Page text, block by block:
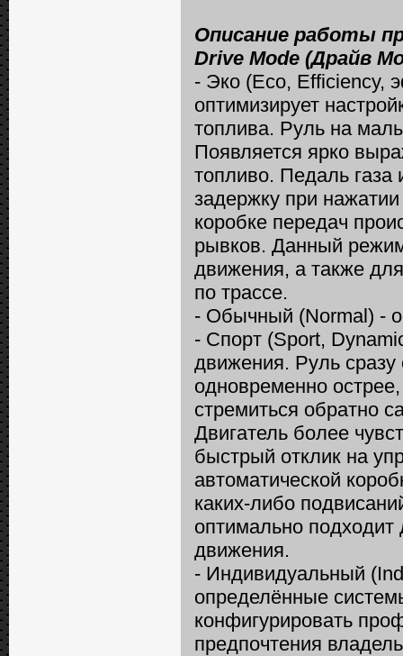
Описание работы
Drive Mode (Драйв
- Эко (Eco, Efficiency,
оптимизирует
топлива. Руль на
Появляется ярко
топливо. Педаль газа
задержку при
коробке передач
рывков. Данный
движения, а также
по трассе.
- Обычный (Normal) -
- Спорт (Sport,
движения. Руль сразу
одновременно
стремиться обратно
Двигатель более
быстрый отклик на
автоматической
каких-либо
оптимально подходит
движения.
- Индивидуальный
определённые
конфигурировать
предпочтения